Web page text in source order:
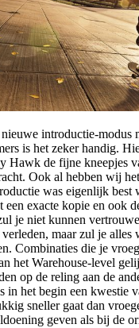
introductie-modus
is het zeker handig.
Hawk de fijne kneepjes
Ook al hebben wij
was eigenlijk best
een exacte kopie en ook
je niet kunnen
maar zul je alles
Combinaties die je
het Warehouse-level
op de reling aan de
in het begin een kwestie
sneller gaat dan
geven als bij de